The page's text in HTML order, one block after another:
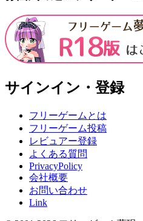
サインイン・登録
フリーゲームとは
フリーゲーム投稿
レビュアー登録
よくある質問
PrivacyPolicy
会社概要
お問い合わせ
Link